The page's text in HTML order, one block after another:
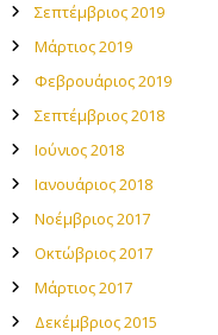
Σεπτέμβριος 2019
Μάρτιος 2019
Φεβρουάριος 2019
Σεπτέμβριος 2018
Ιούνιος 2018
Ιανουάριος 2018
Νοέμβριος 2017
Οκτώβριος 2017
Μάρτιος 2017
Δεκέμβριος 2015